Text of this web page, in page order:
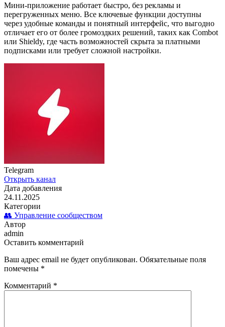
Мини-приложение работает быстро, без рекламы и
перегруженных меню. Все ключевые функции доступны
через удобные команды и понятный интерфейс, что выгодно
отличает его от более громоздких решений, таких как Combot
или Shieldy, где часть возможностей скрыта за платными
подписками или требует сложной настройки.
Telegram
Открыть канал
Дата добавления
24.11.2025
Категории
👥 Управление сообществом
Автор
admin
Оставить комментарий
Ваш адрес email не будет опубликован. Обязательные поля
помечены *
Комментарий *